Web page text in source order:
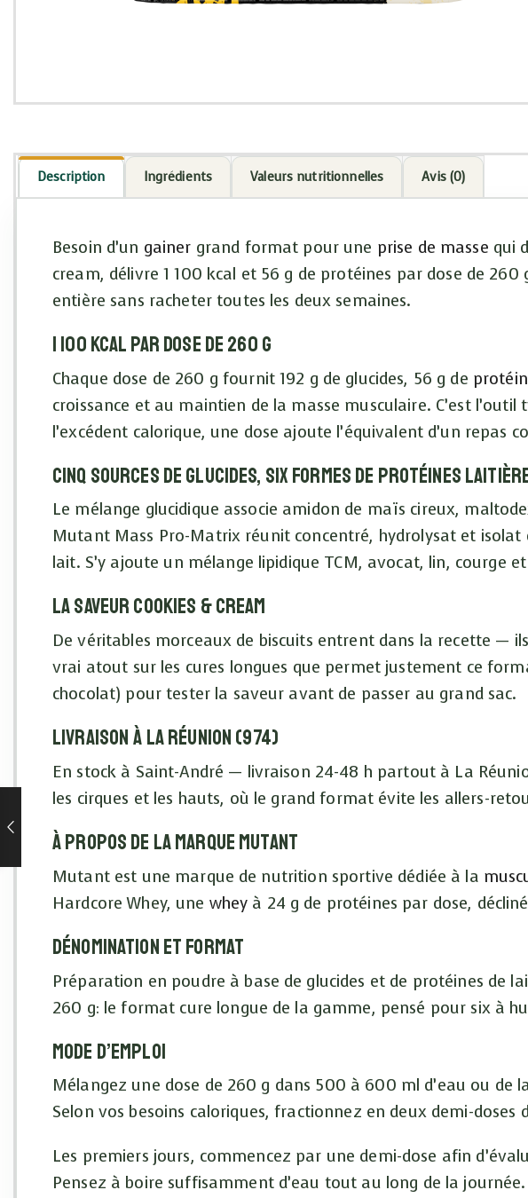
Description Ingrédients Valeurs nutritionnelles Avis (0)
Besoin d’un gainer grand format pour une prise de masse qui
cream, délivre 1 100 kcal et 56 g de protéines par dose de
entière sans racheter toutes les deux semaines.
1 100 kcal par dose de 260 g
Chaque dose de 260 g fournit 192 g de glucides, 56 g de
croissance et au maintien de la masse musculaire. C’est
l’excédent calorique, une dose ajoute l’équivalent d’un repas
Cinq sources de glucides, six formes de protéines
Le mélange glucidique associe amidon de maïs cireux,
Mutant Mass Pro-Matrix réunit concentré, hydrolysat et
lait. S’y ajoute un mélange lipidique TCM, avocat, lin, courge
La saveur cookies & cream
De véritables morceaux de biscuits entrent dans la recette —
vrai atout sur les cures longues que permet justement ce
chocolat) pour tester la saveur avant de passer au grand sac.
Livraison à La Réunion (974)
En stock à Saint-André — livraison 24-48 h partout à La
les cirques et les hauts, où le grand format évite les allers-
À propos de la marque Mutant
Mutant est une marque de nutrition sportive dédiée à la
Hardcore Whey, une whey à 24 g de protéines par dose,
Dénomination et format
Préparation en poudre à base de glucides et de protéines de
260 g: le format cure longue de la gamme, pensé pour six à
Mode d’emploi
Mélangez une dose de 260 g dans 500 à 600 ml d’eau ou
Selon vos besoins caloriques, fractionnez en deux demi-doses
Les premiers jours, commencez par une demi-dose afin
Pensez à boire suffisamment d’eau tout au long de la